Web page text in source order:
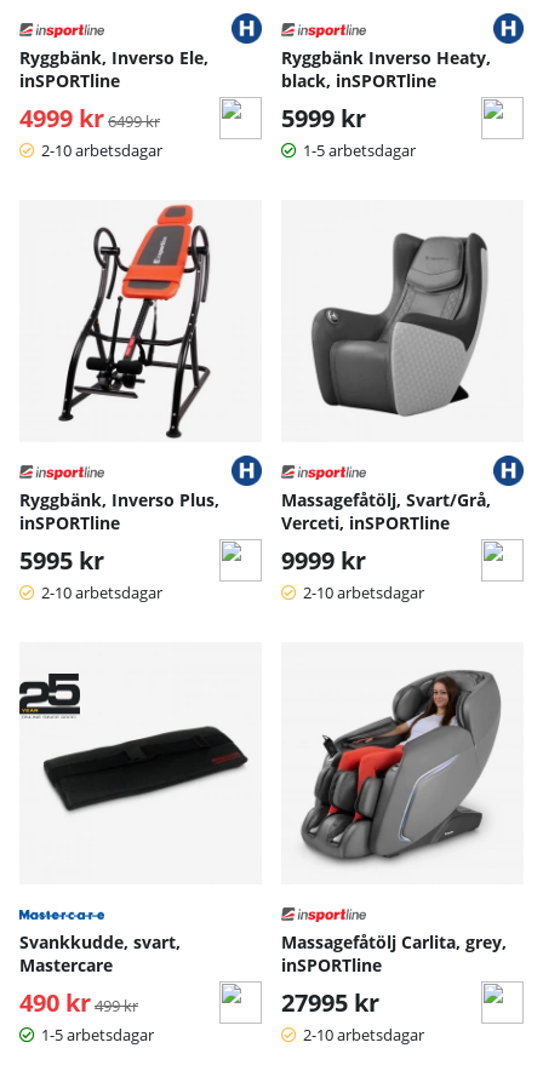
Ryggbänk, Inverso Ele,
inSPORTline
4999 kr Ordinarie pris:
6499 kr
2-10 arbetsdagar
Ryggbänk Inverso Heaty,
black, inSPORTline
5999 kr
1-5 arbetsdagar
Ryggbänk, Inverso Plus,
inSPORTline
5995 kr
2-10 arbetsdagar
Massagefåtölj, Svart/Grå,
Verceti, inSPORTline
9999 kr
2-10 arbetsdagar
Svankkudde, svart,
Mastercare
490 kr Ordinarie pris:
499 kr
1-5 arbetsdagar
Massagefåtölj Carlita, grey,
inSPORTline
27995 kr
2-10 arbetsdagar